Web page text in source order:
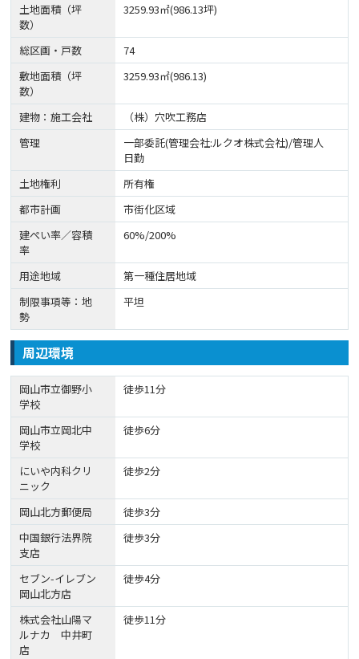
土地面積（坪
数）
3259.93㎡(986.13坪)
総区画・戸数
74
敷地面積（坪
数）
3259.93㎡(986.13)
建物：施工会社
（株）穴吹工務店
管理
一部委託(管理会社:ルクオ株式会社)/管理人
日勤
土地権利
所有権
都市計画
市街化区域
建ぺい率／容積
率
60%/200%
用途地域
第一種住居地域
制限事項等：地
勢
平坦
周辺環境
岡山市立御野小
学校
徒歩11分
岡山市立岡北中
学校
徒歩6分
にいや内科クリ
ニック
徒歩2分
岡山北方郵便局
徒歩3分
中国銀行法界院
支店
徒歩3分
セブン-イレブン
岡山北方店
徒歩4分
株式会社山陽マ
ルナカ 中井町
店
徒歩11分